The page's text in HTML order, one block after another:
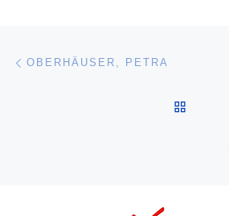
Beitragsnavigation
OBERHÄUSER, PETRA